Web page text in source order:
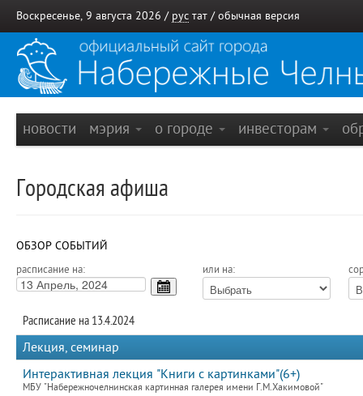
Воскресенье, 9 августа 2026 / рус тат / обычная версия
новости мэрия о городе инвесторам
Городская афиша
ОБЗОР СОБЫТИЙ
расписание на: или на:
Расписание на 13.4.2024
Лекция, семинар
Интерактивная лекция "Книги с картинками"(6+)
МБУ "Набережночелнинская картинная галерея имени Г.М.Хакимовой"